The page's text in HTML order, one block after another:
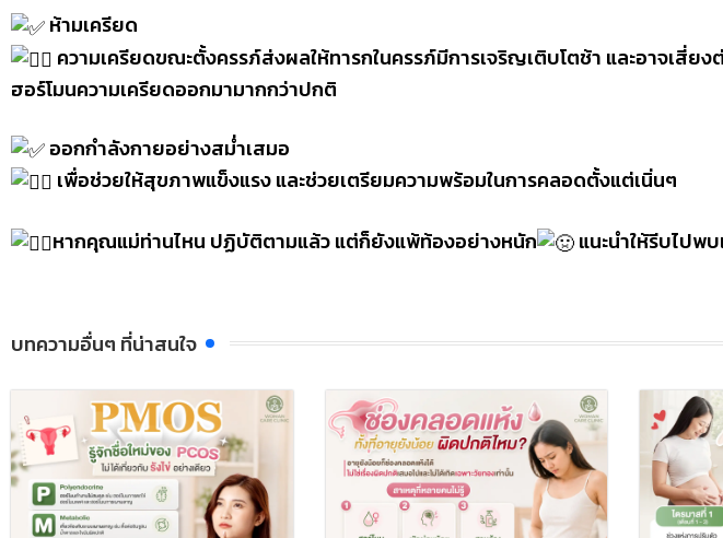
ห้ามเครียด
ความเครียดขณะตั้งครรภ์ส่งผลให้ทารกในครรภ์มีการเจริญเติบโตช้า และอาจเสี่ย
ฮอร์โมนความเครียดออกมามากกว่าปกติ
ออกกำลังกายอย่างสม่ำเสมอ
เพื่อช่วยให้สุขภาพแข็งแรง และช่วยเตรียมความพร้อมในการคลอดตั้งแต่เนิ่นๆ
หากคุณแม่ท่านไหน ปฏิบัติตามแล้ว แต่ก็ยังแพ้ท้องอย่างหนัก แนะนำให้รีบไปพ
บทความอื่นๆ ที่น่าสนใจ